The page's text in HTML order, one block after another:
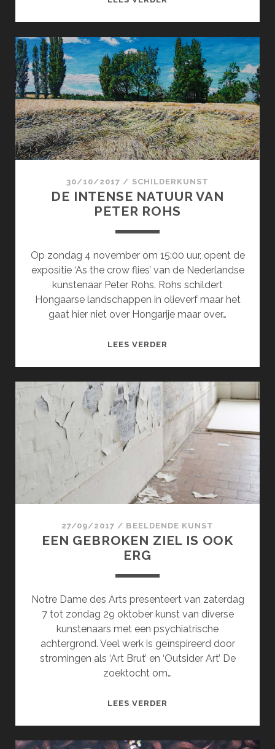
30/10/2017 / SCHILDERKUNST
DE INTENSE NATUUR VAN
PETER ROHS
Op zondag 4 november om 15:00 uur, opent de
expositie ‘As the crow flies’ van de Nederlandse
kunstenaar Peter Rohs. Rohs schildert
Hongaarse landschappen in olieverf maar het
gaat hier niet over Hongarije maar over…
LEES VERDER
VAN
PETER
ROHS
27/09/2017 / BEELDENDE KUNST
EEN GEBROKEN ZIEL IS OOK
ERG
Notre Dame des Arts presenteert van zaterdag
7 tot zondag 29 oktober kunst van diverse
kunstenaars met een psychiatrische
achtergrond. Veel werk is geïnspireerd door
stromingen als ‘Art Brut’ en ‘Outsider Art’ De
zoektocht om…
LEES VERDER
IS